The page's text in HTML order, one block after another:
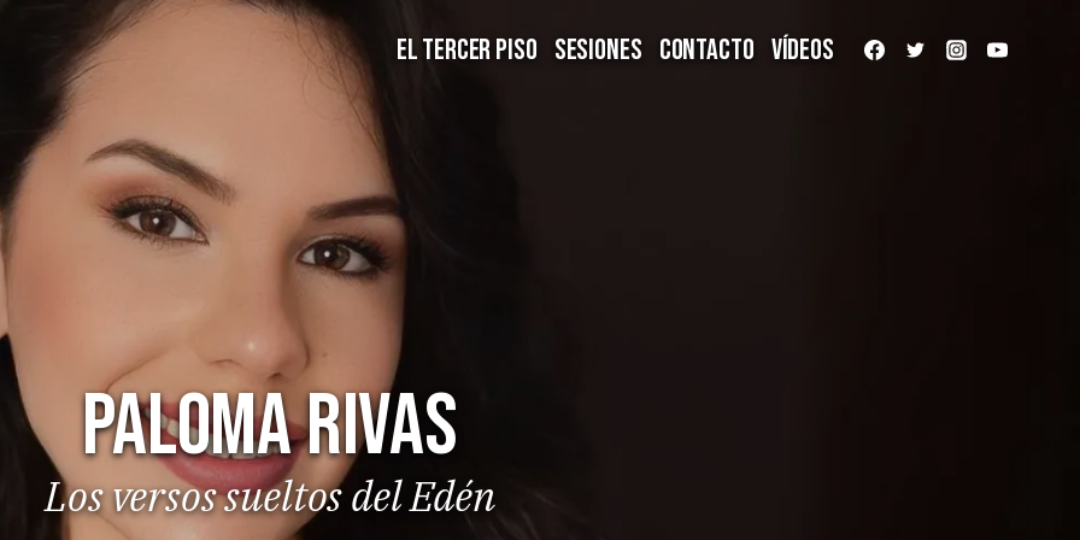
EL TERCER PISO Sesiones Contacto Vídeos
Paloma Rivas
Los versos sueltos del Edén